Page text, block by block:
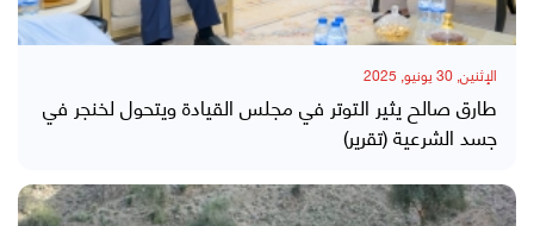
الإثنين, 30 يونيو, 2025
طارق صالح يثير التوتر في مجلس القيادة ويتحول لخنجر في
جسد الشرعية (تقرير)